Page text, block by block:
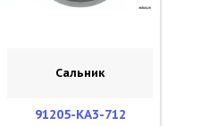
Сальник
91205-KA3-712